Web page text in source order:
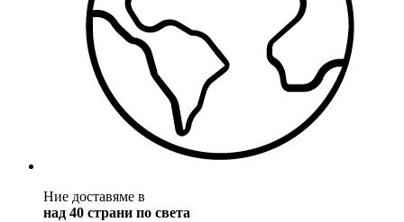
Ние доставяме в
над 40 страни по света